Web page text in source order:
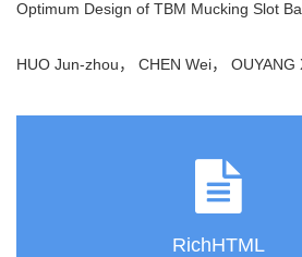
Optimum Design of TBM Mucking Slot
HUO Jun-zhou， CHEN Wei，
RichHTML